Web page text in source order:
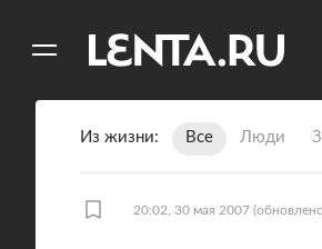
Из жизни Все Люди
20:02, 30 мая 2007